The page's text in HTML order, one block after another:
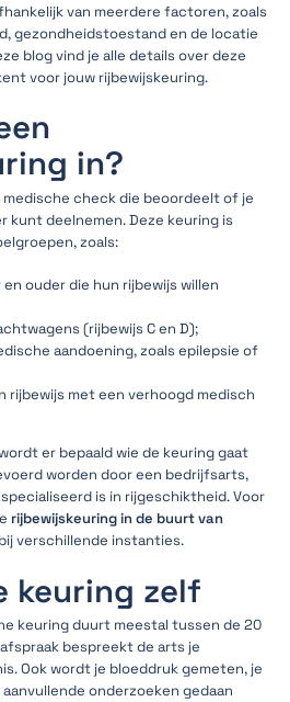
van meerdere factoren, zoals
gezondheidstoestand en de locatie
blog vind je alle details over deze
voor jouw rijbewijskeuring.
in?
medische check die beoordeelt of je
kunt deelnemen. Deze keuring is
zoals:
en ouder die hun rijbewijs willen
(rijbewijs C en D);
aandoening, zoals epilepsie of
rijbewijs met een verhoogd medisch
er bepaald wie de keuring gaat
worden door een bedrijfsarts,
is in rijgeschiktheid. Voor
rijbewijskeuring in de buurt van
verschillende instanties.
keuring zelf
keuring duurt meestal tussen de 20
bespreekt de arts je
Ook wordt je bloeddruk gemeten, je
onderzoeken gedaan